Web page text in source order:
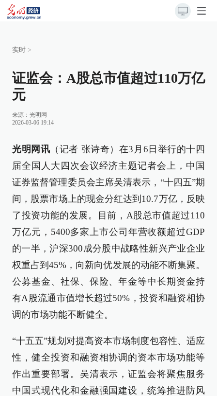
实时 >
证监会：A股总市值超过110万亿
元
来源： 光明网
2026-03-06 19:14
光明网讯 （记者 张诗奇）在3月6日举行的十四
届全国人大四次会议经济主题记者会上，中国
证券监督管理委员会主席吴清表示，“十四五”期
间，股票市场上的现金分红达到10.7万亿，反映
了投资功能的发展。目前，A股总市值超过110
万亿元，5400多家上市公司年营收额超过GDP
的一半，沪深300成分股中战略性新兴产业企业
权重占到45%，向新向优发展的动能不断集聚。
公募基金、社保、保险、年金等中长期资金持
有A股流通市值增长超过50%，投资和融资相协
调的市场功能不断健全。
“十五五”规划对提高资本市场制度包容性、适应
性，健全投资和融资相协调的资本市场功能等
作出重要部署。吴清表示，证监会将聚焦服务
中国式现代化和金融强国建设，统筹推进防风